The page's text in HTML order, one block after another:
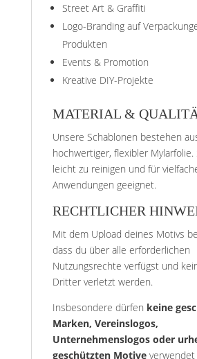
Street Art & Graffiti
Logo-Branding auf
Produkten
Events & Promotion
Kreative DIY-Projekte
MATERIAL &
Unsere Schablonen bestehen
hochwertiger, flexibler
leicht zu reinigen und für
Anwendungen geeignet.
RECHTLICHER
Mit dem Upload deines Motivs
dass du über alle erforderlichen
Nutzungsrechte verfügst und
Dritter verletzt werden.
Insbesondere dürfen keine
Marken, Vereinslogos,
Unternehmenslogos oder
geschützten Motiveverwendet